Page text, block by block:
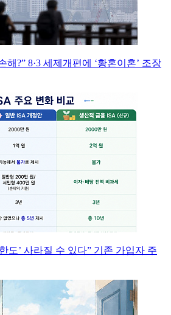
해?” 8·3 세제개편에 ‘황혼이혼’ 조장
도’ 사라질 수 있다” 기존 가입자 주